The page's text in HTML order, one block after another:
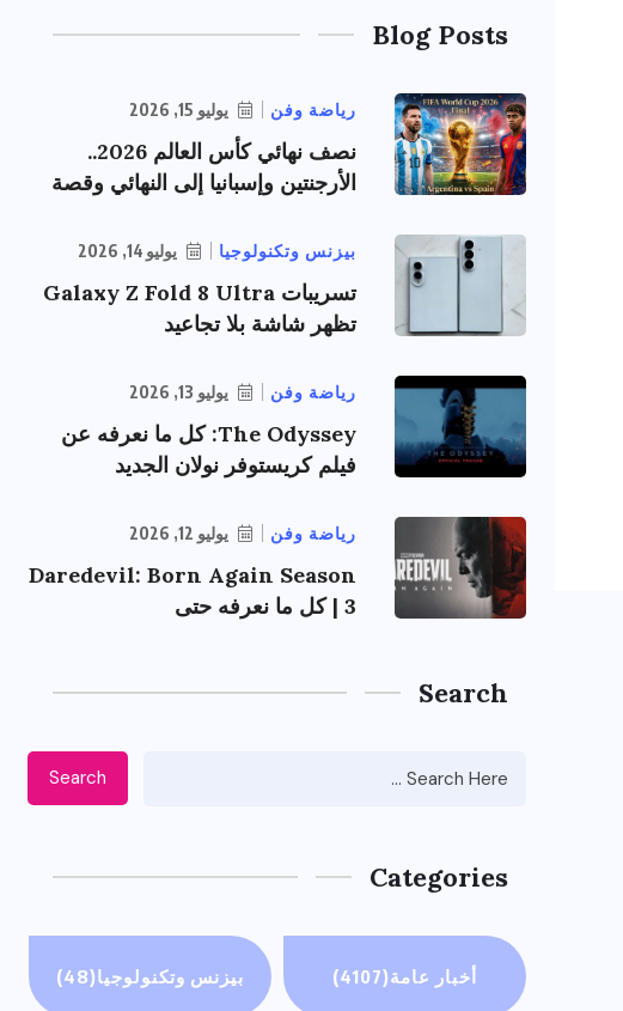
Blog Posts
رياضة وفن يوليو 15, 2026
نصف نهائي كأس العالم 2026..
الأرجنتين وإسبانيا إلى النهائي وقصة
بيزنس وتكنولوجيا يوليو 14, 2026
تسريبات Galaxy Z Fold 8 Ultra
تظهر شاشة بلا تجاعيد
رياضة وفن يوليو 13, 2026
The Odyssey: كل ما نعرفه عن
فيلم كريستوفر نولان الجديد
رياضة وفن يوليو 12, 2026
Daredevil: Born Again Season
3 | كل ما نعرفه حتى
Search
Search
Categories
أخبار عامة(4107) بيزنس وتكنولوجيا(48)